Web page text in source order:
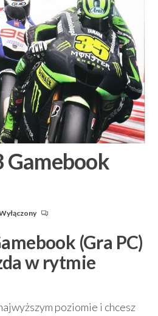
Gamebook
(Gra PC)
w rytmie
poziomie i chcesz